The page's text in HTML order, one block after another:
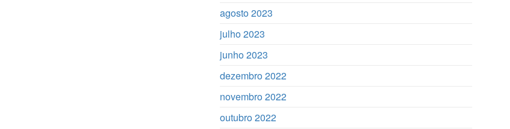
agosto 2023
julho 2023
junho 2023
dezembro 2022
novembro 2022
outubro 2022